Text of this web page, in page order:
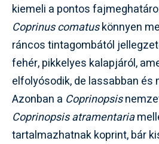
kiemeli a pontos
Coprinus comatuskönnyen
ráncos tintagombától
fehér, pikkelyes kalapjáról,
elfolyósodik, de lassabban és
Azonban a Coprinopsis
Coprinopsis atramentaria
tartalmazhatnak koprint, bár